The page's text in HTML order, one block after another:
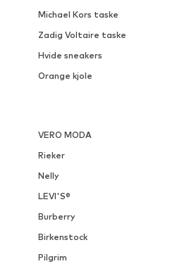
Michael Kors taske
Zadig Voltaire taske
Hvide sneakers
Orange kjole
VERO MODA
Rieker
Nelly
LEVI'S®
Burberry
Birkenstock
Pilgrim